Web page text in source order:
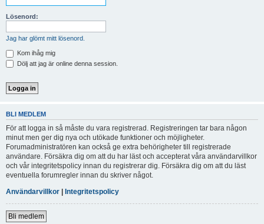
Lösenord:
Jag har glömt mitt lösenord.
Kom ihåg mig
Dölj att jag är online denna session.
BLI MEDLEM
För att logga in så måste du vara registrerad. Registreringen tar bara någon
minut men ger dig nya och utökade funktioner och möjligheter.
Forumadministratören kan också ge extra behörigheter till registrerade
användare. Försäkra dig om att du har läst och accepterat våra användarvillkor
och vår integritetspolicy innan du registrerar dig. Försäkra dig om att du läst
eventuella forumregler innan du skriver något.
Användarvillkor | Integritetspolicy
Bli medlem